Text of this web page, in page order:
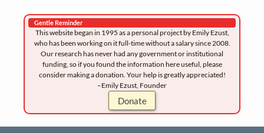
Gentle Reminder
This website began in 1995 as a personal project by Emily Ezust,
who has been working on it full-time without a salary since 2008.
Our research has never had any government or institutional
funding, so if you found the information here useful, please
consider making a donation. Your help is greatly appreciated!
–Emily Ezust, Founder
Donate